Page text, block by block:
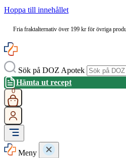
Hoppa till innehållet
Fria fraktalternativ över 199 kr för övriga
Sök på DOZ Apotek
Hämta ut recept
0
Meny